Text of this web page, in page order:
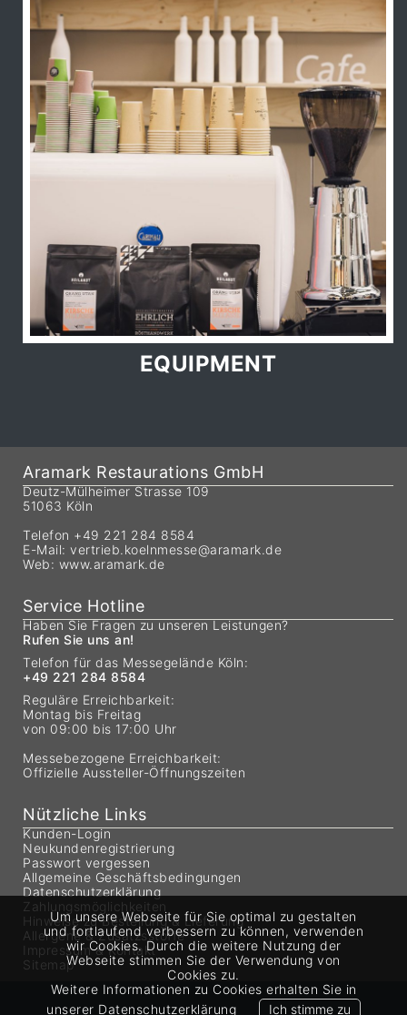
EQUIPMENT
Aramark Restaurations GmbH
Deutz-Mülheimer Strasse 109
51063 Köln
Telefon +49 221 284 8584
E-Mail: vertrieb.koelnmesse@aramark.de
Web: www.aramark.de
Service Hotline
Haben Sie Fragen zu unseren Leistungen?
Rufen Sie uns an!
Telefon für das Messegelände Köln:
+49 221 284 8584
Reguläre Erreichbarkeit:
Montag bis Freitag
von 09:00 bis 17:00 Uhr
Messebezogene Erreichbarkeit:
Offizielle Aussteller-Öffnungszeiten
Nützliche Links
Kunden-Login
Neukundenregistrierung
Passwort vergessen
Allgemeine Geschäftsbedingungen
Datenschutzerklärung
Zahlungsmöglichkeiten
Hinweise zu Bestellung & Lieferung
Allergene & Zusatzsstoffe
Impressum & Kontakt
Sitemap
Um unsere Webseite für Sie optimal zu gestalten
und fortlaufend verbessern zu können, verwenden
wir Cookies. Durch die weitere Nutzung der
Webseite stimmen Sie der Verwendung von
Cookies zu.
Weitere Informationen zu Cookies erhalten Sie in
unserer Datenschutzerklärung